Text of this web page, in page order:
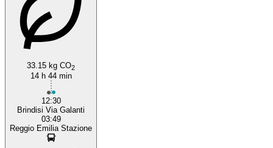
33.15 kg CO2
14 h 44 min
12:30
Brindisi Via Galanti
03:49
Reggio Emilia Stazione